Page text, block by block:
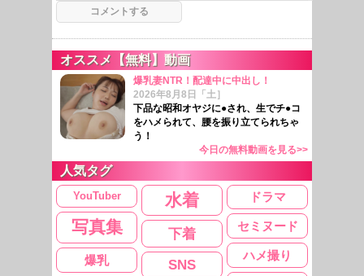
オススメ【無料】動画
爆乳妻NTR！配達中に中出し！
2026年8月8日「土］
下品な昭和オヤジに●され、生でチ●コ
をハメられて、腰を振り立てられちゃ
う！
今日の無料動画を見る>>
人気タグ
YouTuber 水着 ドラマ
写真集 セミヌード
下着
ハメ撮り
爆乳 SNS